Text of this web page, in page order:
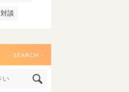
対談
- SEARCH -